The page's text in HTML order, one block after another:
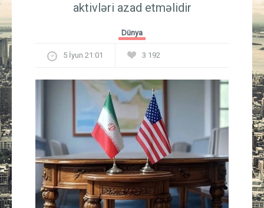
Güney Azərbaycan
Mədəniyyət
Müsahibə
İdman
Layihə
aktivləri azad etməlidir
Dünya
5 İyun 21:01 3 192